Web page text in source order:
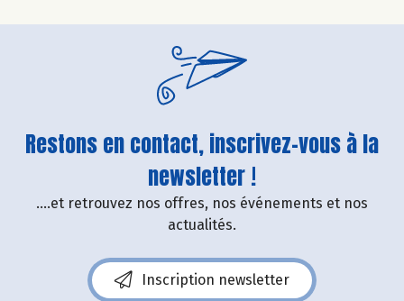
Restons en contact, inscrivez-vous à la
newsletter !
....et retrouvez nos offres, nos événements et nos
actualités.
Inscription newsletter